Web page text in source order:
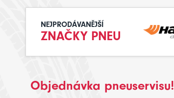
NEJPRODÁVANĚJŠÍ
ZNAČKY PNEU
Objednávka pneuservisu!